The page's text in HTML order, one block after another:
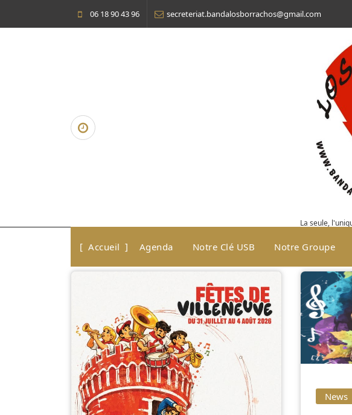
06 18 90 43 96 secreteriat.bandalosborrachos@gmail.com
La seule,
Accueil Agenda Notre Clé USB Notre Groupe
News